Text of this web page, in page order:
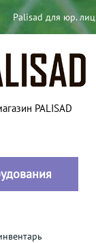
Palisad для юр. лиц
PALISAD